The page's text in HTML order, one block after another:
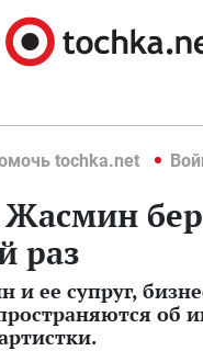
tochka.net
раз
и ее супруг,
об